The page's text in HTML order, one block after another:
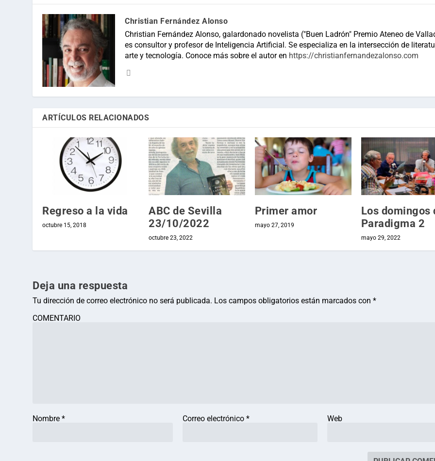
Christian Fernández Alonso
Christian Fernández Alonso, galardonado novelista ("Buen Ladrón" Premio Ateneo de
es consultor y profesor de Inteligencia Artificial. Se especializa en la intersección de
arte y tecnología. Conoce más sobre el autor en https://christianfernandezalonso.com
ARTÍCULOS RELACIONADOS
Regreso a la vida
octubre 15, 2018
ABC de Sevilla
23/10/2022
octubre 23, 2022
Primer amor
mayo 27, 2019
Los domingos
Paradigma 2
mayo 29, 2022
Deja una respuesta
Tu dirección de correo electrónico no será publicada. Los campos obligatorios están marcados con*
COMENTARIO
Nombre* Correo electrónico * Web